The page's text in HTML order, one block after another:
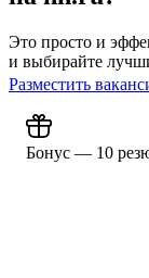
Это просто и
и выбирайте
Разместить
Бонус — 10